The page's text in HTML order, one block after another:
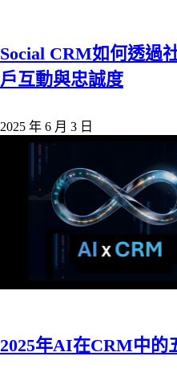
Social CRM如何透過
戶互動與忠誠度
2025 年 6 月 3 日
2025年AI在CRM中的